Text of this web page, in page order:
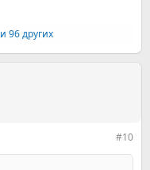
и 96 других
#10